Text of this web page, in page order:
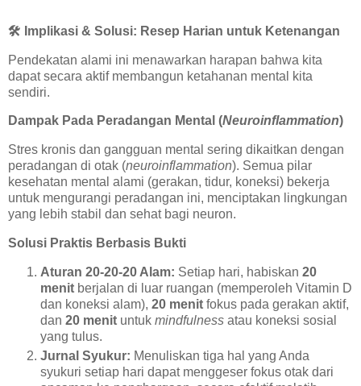
🛠️ Implikasi & Solusi: Resep Harian untuk Ketenangan
Pendekatan alami ini menawarkan harapan bahwa kita
dapat secara aktif membangun ketahanan mental kita
sendiri.
Dampak Pada Peradangan Mental (Neuroinflammation)
Stres kronis dan gangguan mental sering dikaitkan dengan
peradangan di otak (neuroinflammation). Semua pilar
kesehatan mental alami (gerakan, tidur, koneksi) bekerja
untuk mengurangi peradangan ini, menciptakan lingkungan
yang lebih stabil dan sehat bagi neuron.
Solusi Praktis Berbasis Bukti
Aturan 20-20-20 Alam: Setiap hari, habiskan 20
menit berjalan di luar ruangan (memperoleh Vitamin D
dan koneksi alam), 20 menit fokus pada gerakan aktif,
dan 20 menit untuk mindfulness atau koneksi sosial
yang tulus.
Jurnal Syukur: Menuliskan tiga hal yang Anda
syukuri setiap hari dapat menggeser fokus otak dari